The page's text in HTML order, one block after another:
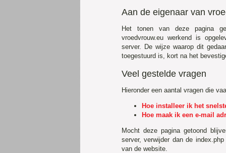
Aan de eigenaar van
Het tonen van deze pagina
vroedvrouw.eu werkend is
server. De wijze waarop dit
toegestuurd is, kort na het
Veel gestelde vragen
Hieronder een aantal vragen die
Hoe installeer ik het
Hoe maak ik een e-mail
Mocht deze pagina getoond
server, verwijder dan de
van de website.